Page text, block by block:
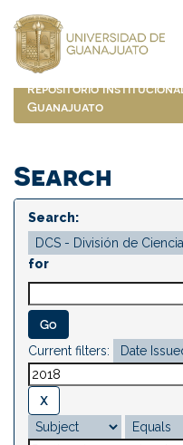
navigation
Repositorio
Guanajuato
Search
Search:
for
Current filters: